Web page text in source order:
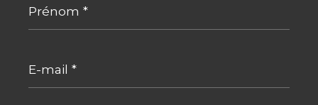
*
mail
*